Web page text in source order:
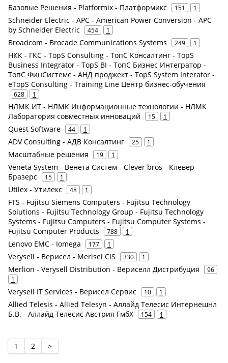
Базовые Решения - Platformix - Платформикс 151 1
Schneider Electric - APC - American Power Conversion - APC
by Schneider Electric
454 1
Broadcom - Brocade Communications Systems 249 1
НКК - ГКС - TopS Consulting - ТопС Консалтинг - TopS
Business Integrator - TopS BI - ТопС Бизнес Интегратор -
ТопС ФинСистемс - АНД проджект - TopS System Interator -
eTopS Consulting - Training Line Центр бизнес-обучения
628 1
НЛМК ИТ - НЛМК Информационные технологии - НЛМК
Лаборатория совместных инноваций
15 1
Quest Software 44 1
ADV Consulting - АДВ Консалтинг 25 1
Масштабные решения 19 1
Veneta System - Венета Систем - Clever bros - Клевер
Бразерс
15 1
Utilex - Утилекс 48 1
FTS - Fujitsu Siemens Computers - Fujitsu Technology
Solutions - Fujitsu Technology Group - Fujitsu Technology
Systems - Fujitsu Computers - Fujitsu Computer Systems -
Fujitsu Computer Products
788 1
Lenovo EMC - Iomega 177 1
Verysell - Верисел - Merisel CIS 330 1
Merlion - Verysell Distribution - Вериселл Дистрибуция
96
1
Verysell IT Services - Верисел Сервис 10 1
Allied Telesis - Allied Telesyn - Аллайд Телесис Интернешнл
Б.В. - Аллайд Телесис Австрия ГмбХ
154 1
1 2 >